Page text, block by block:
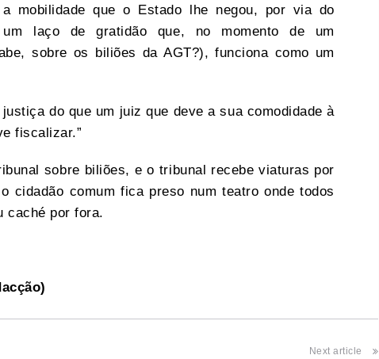
a mobilidade que o Estado lhe negou, por via do
um laço de gratidão que, no momento de um
sobre os biliões da AGT?), funciona como um
do que um juiz que deve a sua comodidade à
fiscalizar.”
sobre biliões, e o tribunal recebe viaturas por
cidadão comum fica preso num teatro onde todos
caché por fora.
Next article